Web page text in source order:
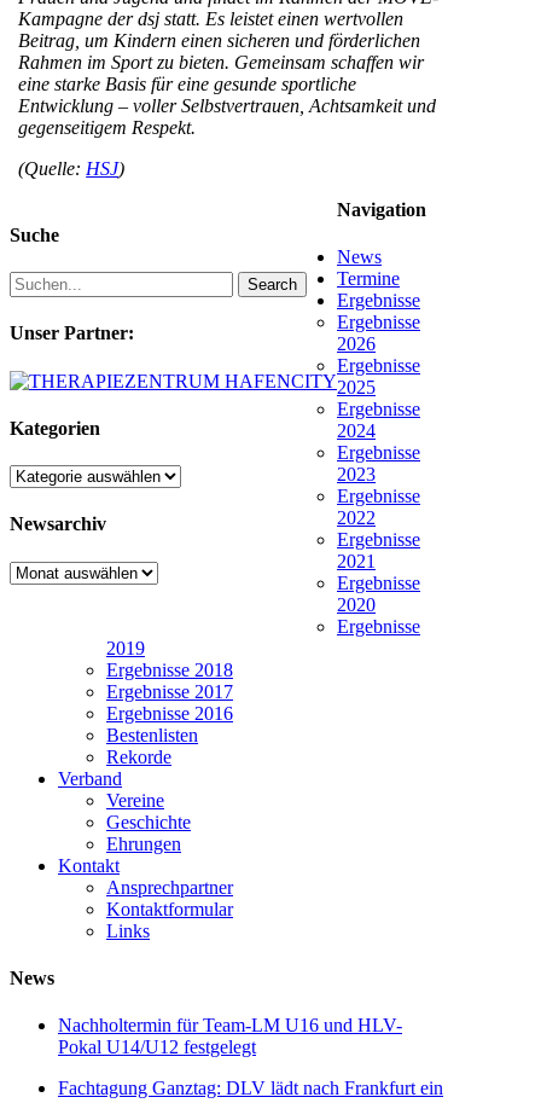
Kampagne der dsj statt. Es leistet einen wertvollen
Beitrag, um Kindern einen sicheren und förderlichen
Rahmen im Sport zu bieten. Gemeinsam schaffen wir
eine starke Basis für eine gesunde sportliche
Entwicklung – voller Selbstvertrauen, Achtsamkeit und
gegenseitigem Respekt.
(Quelle: HSJ)
Suche
Search
Unser Partner:
Kategorien
Kategorien
Newsarchiv
Newsarchiv
Navigation
News
Termine
Ergebnisse
Ergebnisse
2026
Ergebnisse
2025
Ergebnisse
2024
Ergebnisse
2023
Ergebnisse
2022
Ergebnisse
2021
Ergebnisse
2020
Ergebnisse
2019
Ergebnisse 2018
Ergebnisse 2017
Ergebnisse 2016
Bestenlisten
Rekorde
Verband
Vereine
Geschichte
Ehrungen
Kontakt
Ansprechpartner
Kontaktformular
Links
News
Nachholtermin für Team-LM U16 und HLV-
Pokal U14/U12 festgelegt
Fachtagung Ganztag: DLV lädt nach Frankfurt ein